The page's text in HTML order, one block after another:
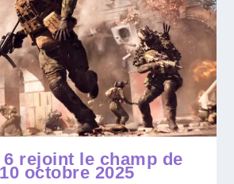
rejoint le champ de
octobre 2025